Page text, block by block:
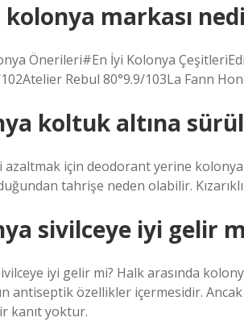
kolonya markası
Önerileri#En İyi Kolonya
Rebul 80°9.9/103La Fann
koltuk altına
azaltmak için deodorant yerine
tahrişe neden olabilir.
sivilceye iyi gelir
iyi gelir mi? Halk arasında
antiseptik özellikler içermesidir.
kanıt yoktur.